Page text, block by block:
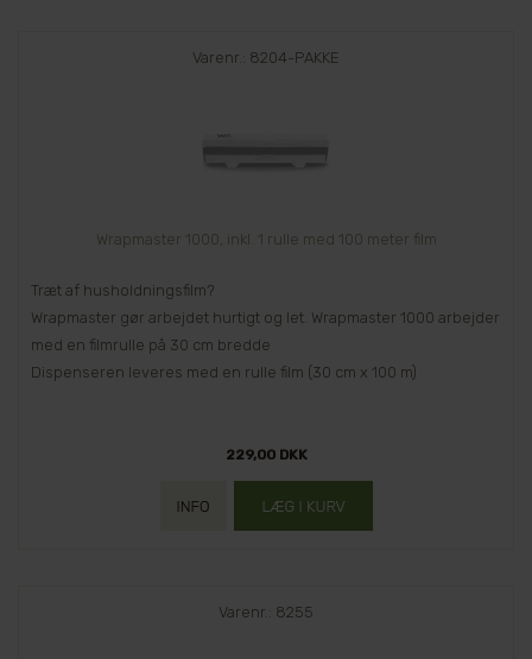
Varenr.: 8204-PAKKE
Wrapmaster 1000, inkl. 1 rulle med 100 meter film
Træt af husholdningsfilm?
Wrapmaster gør arbejdet hurtigt og let. Wrapmaster 1000 arbejder
med en filmrulle på 30 cm bredde
Dispenseren leveres med en rulle film (30 cm x 100 m)
229,00 DKK
Varenr.: 8255